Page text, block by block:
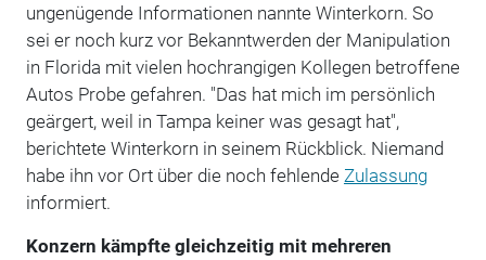
ungenügende Informationen nannte Winterkorn. So
sei er noch kurz vor Bekanntwerden der Manipulation
in Florida mit vielen hochrangigen Kollegen betroffene
Autos Probe gefahren. "Das hat mich im persönlich
geärgert, weil in Tampa keiner was gesagt hat",
berichtete Winterkorn in seinem Rückblick. Niemand
habe ihn vor Ort über die noch fehlende Zulassung
informiert.
Konzern kämpfte gleichzeitig mit mehreren